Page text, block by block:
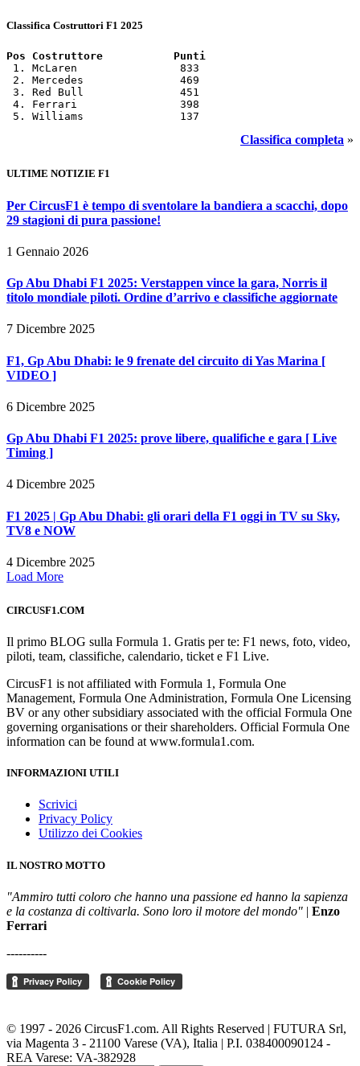
Classifica Costruttori F1 2025
Pos Costruttore           Punti
1. McLaren                833
2. Mercedes               469
3. Red Bull               451
4. Ferrari                398
5. Williams               137
Classifica completa »
ULTIME NOTIZIE F1
Per CircusF1 è tempo di sventolare la bandiera a scacchi, dopo
29 stagioni di pura passione!
1 Gennaio 2026
Gp Abu Dhabi F1 2025: Verstappen vince la gara, Norris il
titolo mondiale piloti. Ordine d’arrivo e classifiche aggiornate
7 Dicembre 2025
F1, Gp Abu Dhabi: le 9 frenate del circuito di Yas Marina [
VIDEO ]
6 Dicembre 2025
Gp Abu Dhabi F1 2025: prove libere, qualifiche e gara [ Live
Timing ]
4 Dicembre 2025
F1 2025 | Gp Abu Dhabi: gli orari della F1 oggi in TV su Sky,
TV8 e NOW
4 Dicembre 2025
Load More
CIRCUSF1.COM
Il primo BLOG sulla Formula 1. Gratis per te: F1 news, foto, video,
piloti, team, classifiche, calendario, ticket e F1 Live.
CircusF1 is not affiliated with Formula 1, Formula One
Management, Formula One Administration, Formula One Licensing
BV or any other subsidiary associated with the official Formula One
governing organisations or their shareholders. Official Formula One
information can be found at www.formula1.com.
INFORMAZIONI UTILI
Scrivici
Privacy Policy
Utilizzo dei Cookies
IL NOSTRO MOTTO
"Ammiro tutti coloro che hanno una passione ed hanno la sapienza
e la costanza di coltivarla. Sono loro il motore del mondo" | Enzo
Ferrari
----------
© 1997 - 2026 CircusF1.com. All Rights Reserved | FUTURA Srl,
via Magenta 3 - 21100 Varese (VA), Italia | P.I. 038400090124 -
REA Varese: VA-382928